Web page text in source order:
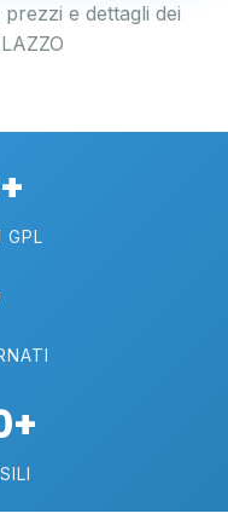
e dettagli dei
GPL